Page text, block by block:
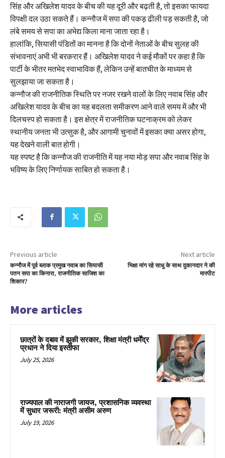
सिंह और अखिलेश यादव के बीच की यह दूरी और बढ़ती है, तो इसका फायदा
विपक्षी दल उठा सकते हैं। कन्नौज में सपा की पकड़ ढीली पड़ सकती है, जो
लंबे समय से सपा का अभेद्य किला माना जाता रहा है।
हालांकि, सियासी पंडितों का मानना है कि दोनों नेताओं के बीच सुलह की
संभावनाएं अभी भी बरकरार हैं। अखिलेश यादव ने कई मौकों पर कहा है कि
पार्टी के भीतर मतभेद स्वाभाविक हैं, लेकिन उन्हें बातचीत के माध्यम से
सुलझाया जा सकता है।
कन्नौज की राजनीतिक स्थिति पर नजर रखने वालों के लिए नवाब सिंह और
अखिलेश यादव के बीच का यह बदलता समीकरण आने वाले समय में और भी
दिलचस्प हो सकता है। इस क्षेत्र में राजनीतिक घटनाक्रम को लेकर
स्थानीय जनता भी उत्सुक है, और आगामी चुनावों में इसका क्या असर होगा,
यह देखने वाली बात होगी।
यह स्पष्ट है कि कन्नौज की राजनीति में यह नया मोड़ सपा और नवाब सिंह के
भविष्य के लिए निर्णायक साबित हो सकता है।
Previous article
कन्नौज में पूर्व ब्लाक प्रमुख नवाब का सियासी
पतन सपा का किनारा, राजनीतिक साजिश का
शिकार?
Next article
भिक्षा मांग रहे साधु के साथ दुकानदार ने की
मारपीट
More articles
छात्रों के दबाव में झुकी सरकार, शिक्षा मंत्री धर्मेंद्र
प्रधान ने दिया इस्तीफा
July 25, 2026
राज्यपाल की नाराजगी जायज, प्रशासनिक व्यवस्था
में सुधार जरूरी: मंत्री असीम अरुण
July 19, 2026